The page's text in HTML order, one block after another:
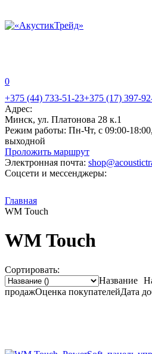
0
+375 (44) 733-51-23+375 (17) 397-
Адрес:
Минск, ул. Платонова 28 к.1
Режим работы: Пн-Чт, с 09:00-
выходной
Проложить маршрут
Электронная почта:
Соцсети и мессенджеры:
Главная
WM Touch
WM Touch
Сортировать:
Название
продажОценка покупателейДата